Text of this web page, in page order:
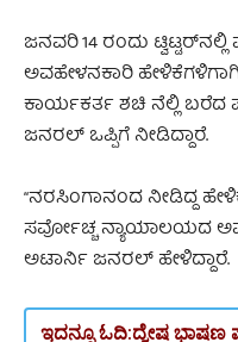
ಜನವರಿ 14 ರಂದು
ಅವಹೇಳನಕಾರಿ
ಕಾರ್ಯಕರ್ತ ಶಚಿ ನೆಲ್ಲಿ ಬರೆದ
ಜನರಲ್‌ ಒಪ್ಪಿಗೆ ನೀಡಿದ್ದಾರೆ.
“ನರಸಿಂಗಾನಂದ ನೀಡಿದ್ದ
ಸರ್ವೋಚ್ಚ ನ್ಯಾಯಾಲಯದ
ಅಟಾರ್ನಿ ಜನರಲ್‌ ಹೇಳಿದ್ದಾರೆ.
ಇದನ್ನೂ ಓದಿ:ದ್ವೇಷ